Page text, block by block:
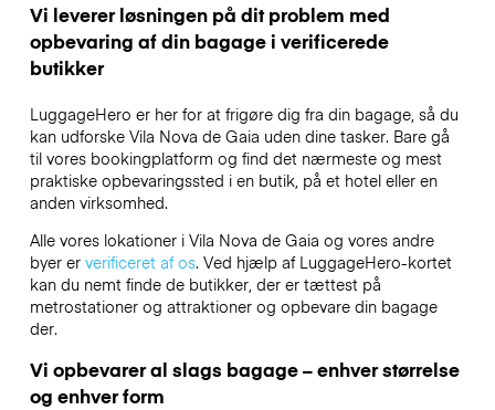
Vi leverer løsningen på dit problem med
opbevaring af din bagage i verificerede
butikker
LuggageHero er her for at frigøre dig fra din bagage, så du
kan udforske Vila Nova de Gaia uden dine tasker. Bare gå
til vores bookingplatform og find det nærmeste og mest
praktiske opbevaringssted i en butik, på et hotel eller en
anden virksomhed.
Alle vores lokationer i Vila Nova de Gaia og vores andre
byer er verificeret af os. Ved hjælp af LuggageHero-kortet
kan du nemt finde de butikker, der er tættest på
metrostationer og attraktioner og opbevare din bagage
der.
Vi opbevarer al slags bagage – enhver størrelse
og enhver form